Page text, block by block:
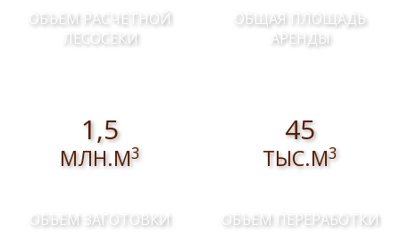
ОБЪЕМ РАСЧЕТНОЙ
ЛЕСОСЕКИ
ОБЩАЯ ПЛОЩАДЬ
АРЕНДЫ
1,5
МЛН.М3
ОБЪЕМ ЗАГОТОВКИ
45
ТЫС.М3
ОБЪЕМ ПЕРЕРАБОТКИ